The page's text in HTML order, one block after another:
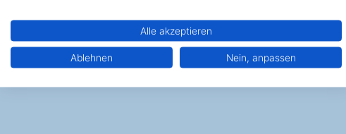
Alle akzeptieren
Ablehnen Nein, anpassen